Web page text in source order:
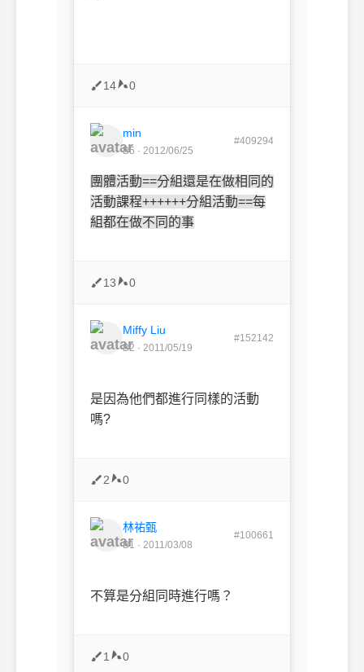
14 0
min
B5 · 2012/06/25
#409294
團體活動==分組還是在做相同的
活動課程++++++分組活動==每
組都在做不同的事
13 0
Miffy Liu
B2 · 2011/05/19
#152142
是因為他們都進行同樣的活動
嗎?
2 0
林祐甄
B1 · 2011/03/08
#100661
不算是分組同時進行嗎？
1 0